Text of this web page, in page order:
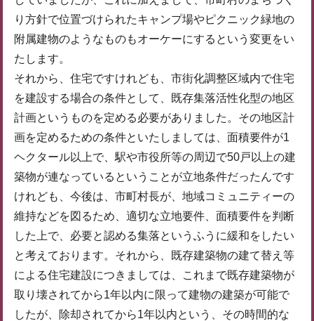
り方針で位置づけられたキャンプ場やピクニック緑地の
附属建物のようなものもオーケーにするという変更をい
たします。
それから、住宅ですけれども、市街化調整区域内で住宅
を建設する場合の条件として、既存集落活性化型の地区
計画というものを定める必要がありました。その地区計
画を定めるための条件といたしましては、面積要件が1
ヘクタール以上で、駅や市役所等の周辺で50戸以上の建
築物が連なっているということが立地条件だったんです
けれども、今後は、市町村長が、地域コミュニティーの
維持などを図るため、適切な立地要件、面積要件を判断
した上で、必要と認める集落というふうに緩和をしたい
と考えております。それから、既存建築物の建て替え等
による住宅建設につきましては、これまで既存建築物が
取り壊されてから1年以内に限って建物の建築が可能で
したが、除却されてから1年以内という、その時間的な